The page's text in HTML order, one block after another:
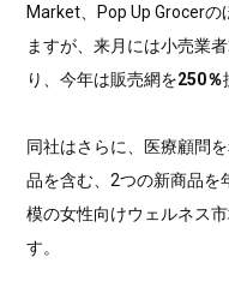
Market、Pop Up Grocer
ますが、来月には小売業
り、今年は販売網を250％
同社はさらに、医療顧問
品を含む、2つの新商品を
模の女性向けウェルネス
す。